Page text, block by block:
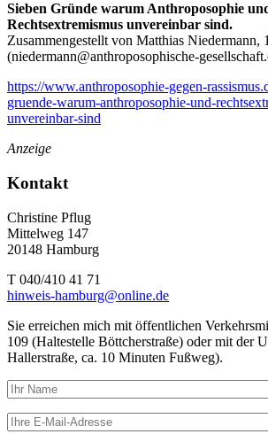
Sieben Gründe warum Anthroposophie
Rechtsextremismus unvereinbar sind.
Zusammengestellt von Matthias Niedermann,
(niedermann@anthroposophische-
https://www.anthroposophie-gegen-
gruende-warum-anthroposophie-und-
unvereinbar-sind
Anzeige
Kontakt
Christine Pflug
Mittelweg 147
20148 Hamburg
T 040/410 41 71
hinweis-hamburg@online.de
Sie erreichen mich mit öffentlichen
109 (Haltestelle Böttcherstraße) oder mit der
Hallerstraße, ca. 10 Minuten Fußweg).